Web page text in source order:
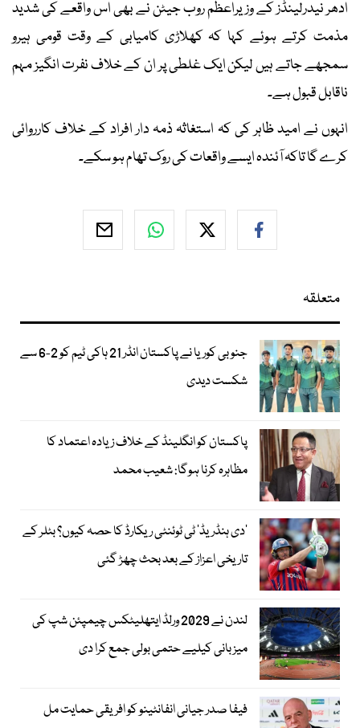
ادھر نیدرلینڈز کے وزیراعظم روب جیٹن نے بھی اس واقعے کی شدید
مذمت کرتے ہوئے کہا کہ کھلاڑی کامیابی کے وقت قومی ہیرو
سمجھے جاتے ہیں لیکن ایک غلطی پر ان کے خلاف نفرت انگیز مہم
ناقابل قبول ہے۔
انہوں نے امید ظاہر کی کہ استغاثہ ذمہ دار افراد کے خلاف کارروائی
کرے گا تاکہ آئندہ ایسے واقعات کی روک تھام ہو سکے۔
متعلقہ
جنوبی کوریا نے پاکستان انڈر 21 ہاکی ٹیم کو 2-6 سے
شکست دیدی
پاکستان کو انگلینڈ کے خلاف زیادہ اعتماد کا
مظاہرہ کرنا ہوگا: شعیب محمد
’دی ہنڈریڈ‘ ٹی ٹوئنٹی ریکارڈ کا حصہ کیوں؟ بٹلر کے
تاریخی اعزاز کے بعد بحث چھڑ گئی
لندن نے 2029 ورلڈ ایتھلیٹکس چیمپئن شپ کی
میزبانی کیلیے حتمی بولی جمع کرا دی
فیفا صدر جیانی انفانٹینو کو افریقی حمایت مل